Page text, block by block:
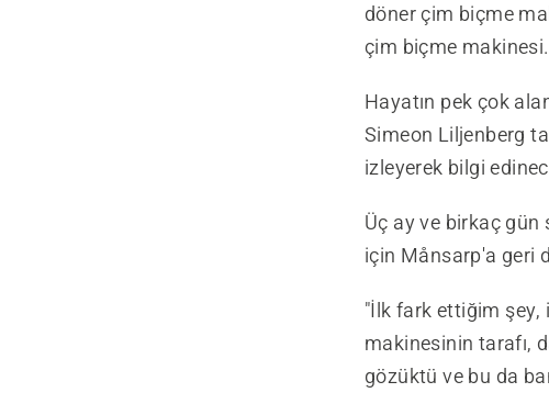
döner çim biçme
çim biçme makinesi.
Hayatın pek çok
Simeon Liljenberg
izleyerek bilgi
Üç ay ve birkaç gün
için Månsarp'a geri
"İlk fark ettiğim şey,
makinesinin tarafı,
gözüktü ve bu da